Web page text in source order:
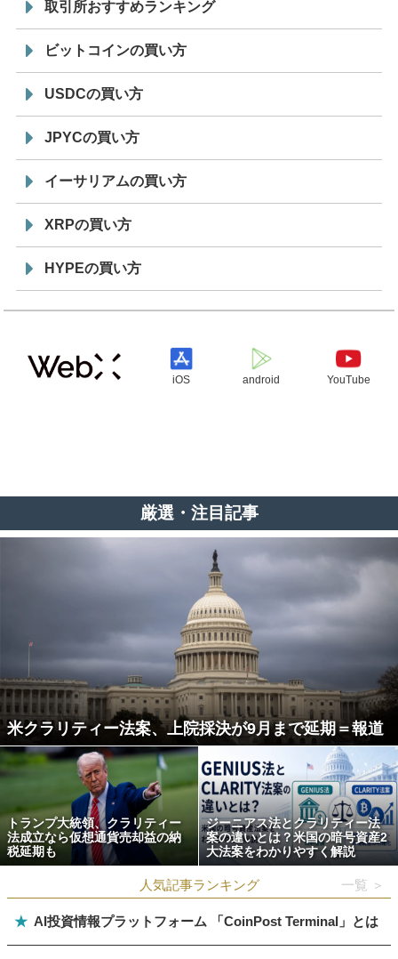
取引所おすすめランキング
ビットコインの買い方
USDCの買い方
JPYCの買い方
イーサリアムの買い方
XRPの買い方
HYPEの買い方
iOS android YouTube
厳選・注目記事
米クラリティー法案、上院採決が9月まで延期＝報道
トランプ大統領、クラリティー
法成立なら仮想通貨売却益の納
税延期も
ジーニアス法とクラリティー法
案の違いとは？米国の暗号資産2
大法案をわかりやすく解説
人気記事ランキング 一覧 ＞
★ AI投資情報プラットフォーム 「CoinPost Terminal」とは